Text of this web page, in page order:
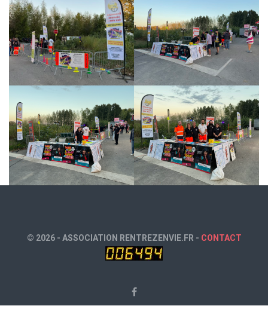
© 2026 - ASSOCIATION RENTREZENVIE.FR - CONTACT